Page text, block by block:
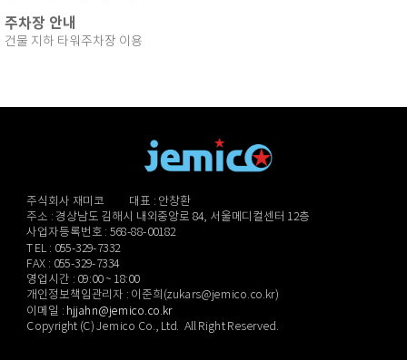
주차장 안내
건물 지하 타워주차장 이용
주식회사 재미코 대표 : 안창환
주소 : 경상남도 김해시 내외중앙로 84, 서울메디컬센터 12층
사업자등록번호 : 568-88-00182
TEL : 055-329-7332
FAX : 055-329-7334
영업시간 : 09:00 ~ 18:00
개인정보책임관리자 : 이준희(zukars@jemico.co.kr)
이메일 : hjjahn@jemico.co.kr
Copyright (C) Jemico Co., Ltd. All Right Reserved.